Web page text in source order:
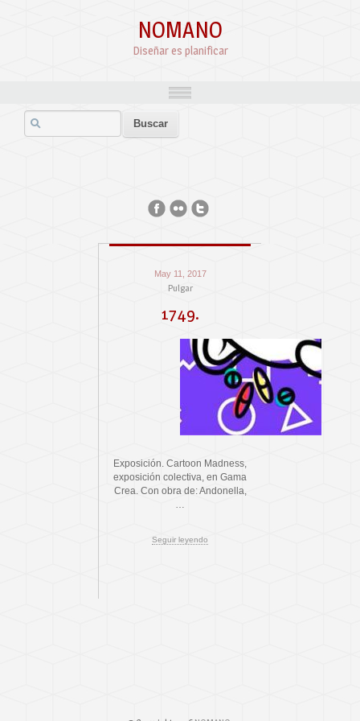
NOMANO
Diseñar es planificar
May 11, 2017
Pulgar
1749.
Exposición. Cartoon Madness,
exposición colectiva, en Gama
Crea. Con obra de: Andonella,
Seguir leyendo